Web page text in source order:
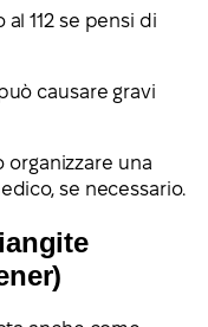
112 se pensi di
causare gravi
organizzare una
se necessario.